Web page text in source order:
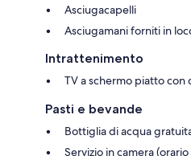
Asciugacapelli
Asciugamani forniti in
Intrattenimento
TV a schermo piatto con
Pasti e bevande
Bottiglia di acqua
Servizio in camera